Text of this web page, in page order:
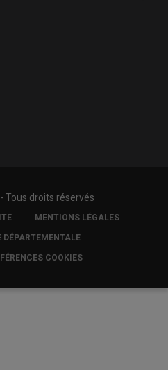
Tous droits réservés
MENTIONS LÉGALES
DÉPARTEMENTALE
COOKIES